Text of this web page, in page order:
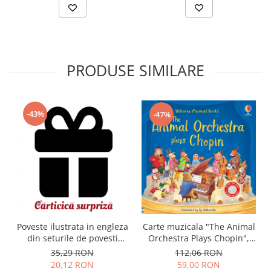
PRODUSE SIMILARE
-43%
Poveste ilustrata in engleza
din seturile de povesti
Usborne
35,29 RON
20,12 RON
-47%
Carte muzicala "The Animal
Orchestra Plays Chopin",
cartonata, Usborne
112,06 RON
59,00 RON